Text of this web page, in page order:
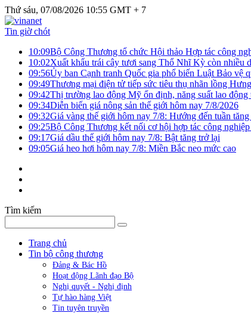
Thứ sáu, 07/08/2026 10:55 GMT + 7
Tin giờ chót
10:09Bộ Công Thương tổ chức Hội thảo Hợp tác công
10:02Xuất khẩu trái cây tươi sang Thổ Nhĩ Kỳ còn nhiều
09:56Ủy ban Cạnh tranh Quốc gia phổ biến Luật Bảo vệ
09:49Thương mại điện tử tiếp sức tiêu thụ nhãn lồng
09:42Thị trường lao động Mỹ ổn định, năng suất lao
09:34Diễn biến giá nông sản thế giới hôm nay 7/8/2026
09:32Giá vàng thế giới hôm nay 7/8: Hướng đến tuần
09:25Bộ Công Thương kết nối cơ hội hợp tác công
09:17Giá dầu thế giới hôm nay 7/8: Bật tăng trở lại
09:05Giá heo hơi hôm nay 7/8: Miền Bắc neo mức cao
Tìm kiếm
Trang chủ
Tin bộ công thương
Đảng & Bác Hồ
Hoạt động Lãnh đạo Bộ
Nghị quyết - Nghị định
Tự hào hàng Việt
Tin tuyên truyền